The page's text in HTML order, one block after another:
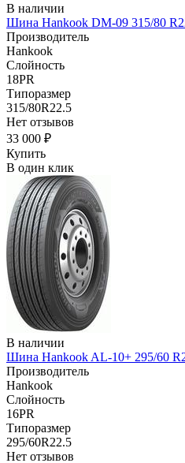
В наличии
Шина Hankook DM-09 315/80
Производитель
Hankook
Слойность
18PR
Типоразмер
315/80R22.5
Нет отзывов
33 000 ₽
Купить
В один клик
В наличии
Шина Hankook AL-10+ 295/60
Производитель
Hankook
Слойность
16PR
Типоразмер
295/60R22.5
Нет отзывов